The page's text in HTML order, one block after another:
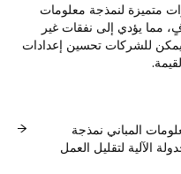
متميزة لنمذجة معلومات
مما يؤدي إلى نفقات غير
للشركات تحسين إعدادات
المباني نمذجة
الآلية لتقليل العمل